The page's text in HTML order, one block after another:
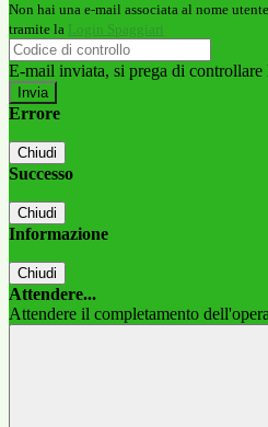
Non hai una e-mail associata al nome
tramite la Login Spaggiari
E-mail inviata, si prega di controllare
Errore
Chiudi
Successo
Chiudi
Informazione
Chiudi
Attendere...
Attendere il completamento